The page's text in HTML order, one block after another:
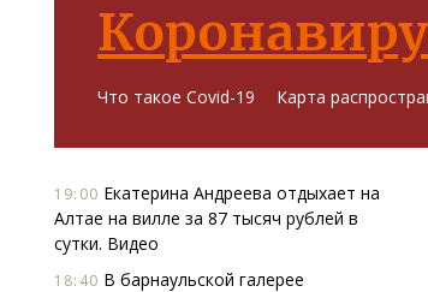
Что такое Covid-19 Карта
19:00 Екатерина Андреева отдыхает на
Алтае на вилле за 87 тысяч рублей в
сутки. Видео
18:40 В барнаульской галерее